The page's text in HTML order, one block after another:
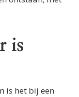
is
is het bij een